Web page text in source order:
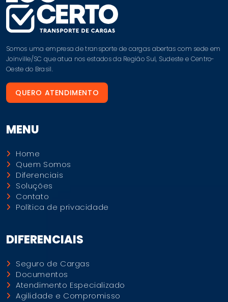
Somos uma empresa de transporte de cargas abertas com sede em
Joinville/SC que atua nos estados da Região Sul, Sudeste e Centro-
Oeste do Brasil.
QUERO ATENDIMENTO
MENU
Home
Quem Somos
Diferenciais
Soluções
Contato
Política de privacidade
DIFERENCIAIS
Seguro de Cargas
Documentos
Atendimento Especializado
Agilidade e Compromisso